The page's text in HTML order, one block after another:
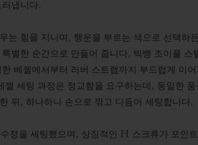
냅니다.
는 힘을 지니며, 행운을 부르는 색으로 선택하
별한 순간으로 만들어 줍니다. 빅뱅 조이풀 스
베젤에서부터 러버 스트랩까지 부드럽게 이어
젤 세팅 과정은 정교함을 요구하는데, 동일한
뒤, 하나하나 손으로 깎고 다듬어 세팅합니다.
정을 세팅했으며, 상징적인 H 스크류가 포인트